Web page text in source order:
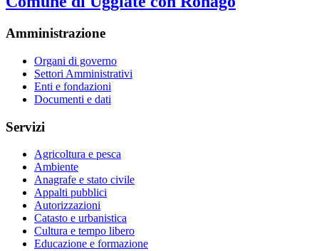
Amministrazione
Organi di governo
Settori Amministrativi
Enti e fondazioni
Documenti e dati
Servizi
Agricoltura e pesca
Ambiente
Anagrafe e stato civile
Appalti pubblici
Autorizzazioni
Catasto e urbanistica
Cultura e tempo libero
Educazione e formazione